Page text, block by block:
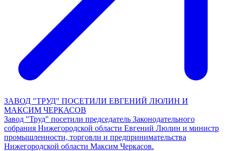
ЗАВОД "ТРУД" ПОСЕТИЛИ ЕВГЕНИЙ ЛЮЛИН И
МАКСИМ ЧЕРКАСОВ
Завод "Труд" посетили председатель Законодательного
собрания Нижегородской области Евгений Люлин и министр
промышленности, торговли и предпринимательства
Нижегородской области Максим Черкасов.